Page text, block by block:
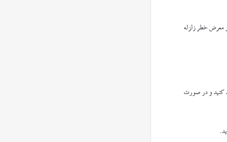
معرض خطر زلزله
کنید و در صورت